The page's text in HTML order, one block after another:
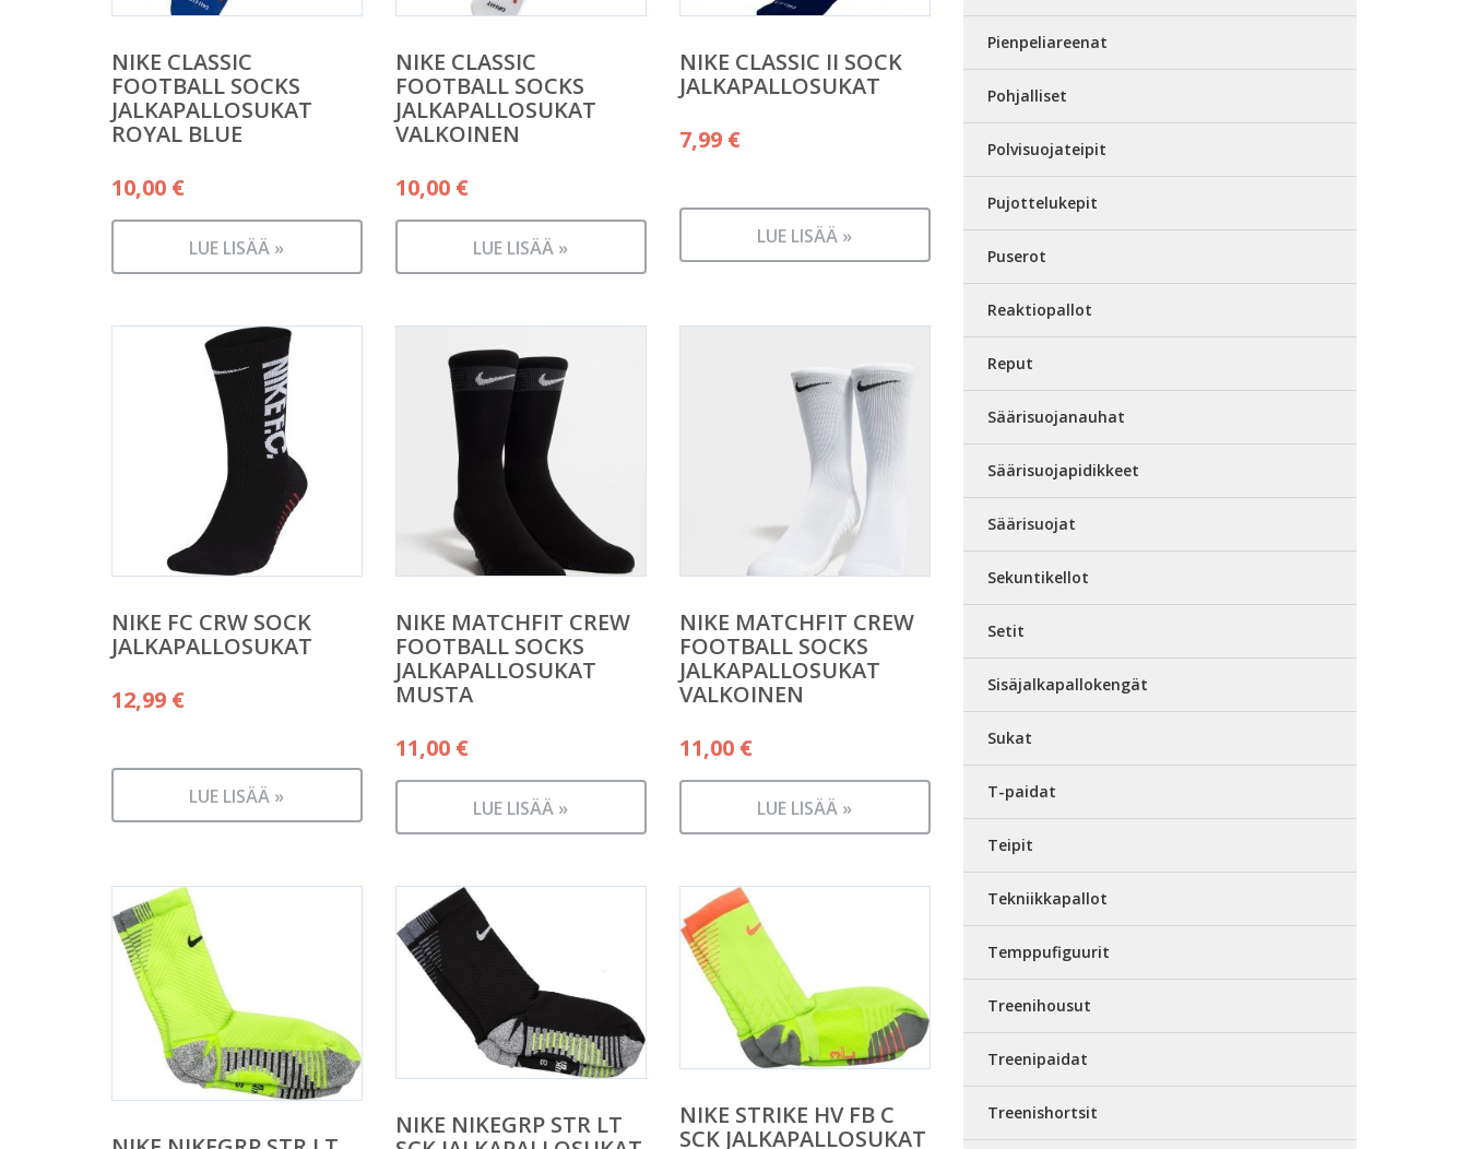
NIKE CLASSIC
FOOTBALL SOCKS
JALKAPALLOSUKAT
ROYAL BLUE
10,00 €
LUE LISÄÄ »
NIKE CLASSIC
FOOTBALL SOCKS
JALKAPALLOSUKAT
VALKOINEN
10,00 €
LUE LISÄÄ »
NIKE CLASSIC II SOCK
JALKAPALLOSUKAT
7,99 €
LUE LISÄÄ »
NIKE FC CRW SOCK
JALKAPALLOSUKAT
12,99 €
LUE LISÄÄ »
NIKE MATCHFIT CREW
FOOTBALL SOCKS
JALKAPALLOSUKAT
MUSTA
11,00 €
LUE LISÄÄ »
NIKE MATCHFIT CREW
FOOTBALL SOCKS
JALKAPALLOSUKAT
VALKOINEN
11,00 €
LUE LISÄÄ »
NIKE NIKEGRP STR LT
NIKE STRIKE HV FB C
SCK JALKAPALLOSUKAT
Pienpeliareenat
Pohjalliset
Polvisuojateipit
Pujottelukepit
Puserot
Reaktiopallot
Reput
Säärisuojanauhat
Säärisuojapidikkeet
Säärisuojat
Sekuntikellot
Setit
Sisäjalkapallokengät
Sukat
T-paidat
Teipit
Tekniikkapallot
Temppufiguurit
Treenihousut
Treenipaidat
Treenishortsit